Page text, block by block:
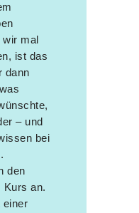
wir mal
ist das
dann
– und
bei
den
Kurs an.
einer